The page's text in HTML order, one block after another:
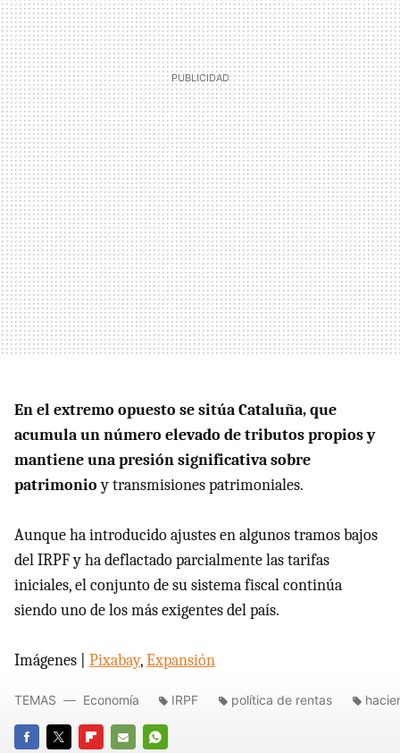
En el extremo opuesto se sitúa Cataluña, que
acumula un número elevado de tributos propios y
mantiene una presión significativa sobre
patrimonioy transmisiones patrimoniales.
Aunque ha introducido ajustes en algunos tramos bajos
del IRPF y ha deflactado parcialmente las tarifas
iniciales, el conjunto de su sistema fiscal continúa
siendo uno de los más exigentes del país.
Imágenes | Pixabay,Expansión
TEMAS Economía IRPF política de rentas